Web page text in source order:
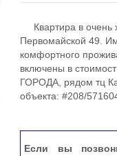
Квартира в очень
Первомайской 49.
комфортного
включены в
ГОРОДА, рядом тц
объекта: #208/
Если вы